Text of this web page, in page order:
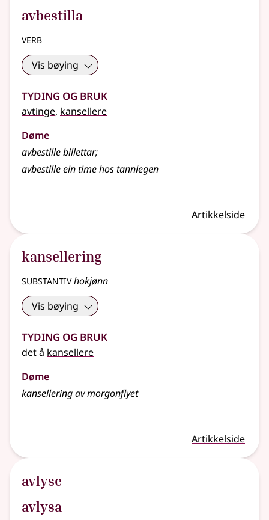
avbestilla
verb
Vis bøying
Tyding og bruk
avtinge, kansellere
Døme
avbestille billettar;
avbestille ein time hos tannlegen
Artikkelside
kansellering
substantivhokjønn
Vis bøying
Tyding og bruk
det å kansellere
Døme
kansellering av morgonflyet
Artikkelside
avlyse
avlysa